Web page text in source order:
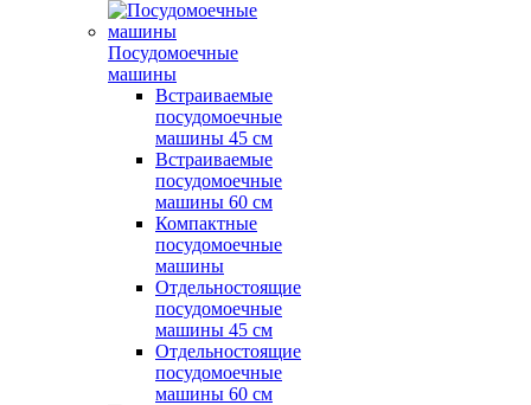
Посудомоечные
машины
Встраиваемые
посудомоечные
машины 45 см
Встраиваемые
посудомоечные
машины 60 см
Компактные
посудомоечные
машины
Отдельностоящие
посудомоечные
машины 45 см
Отдельностоящие
посудомоечные
машины 60 см